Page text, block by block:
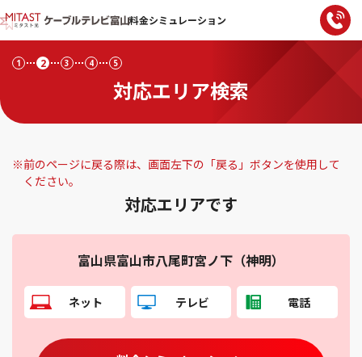
料金シミュレーション
対応エリア検索
1 2 3 4 5
※前のページに戻る際は、画面左下の「戻る」ボタンを使用して
ください。
対応エリアです
富山県富山市八尾町宮ノ下（神明）
ネット テレビ 電話